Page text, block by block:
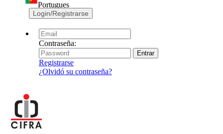
Portugues
Login/Registrarse
Contraseña:
Registrarse
¿Olvidó su contraseña?